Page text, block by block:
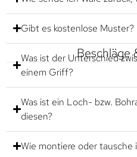
Gibt es kostenlose Muster?
Beschläge
Was ist der Unterschied
einem Griff?
Was ist ein Loch- bzw.
diesen?
Wie montiere oder tausche